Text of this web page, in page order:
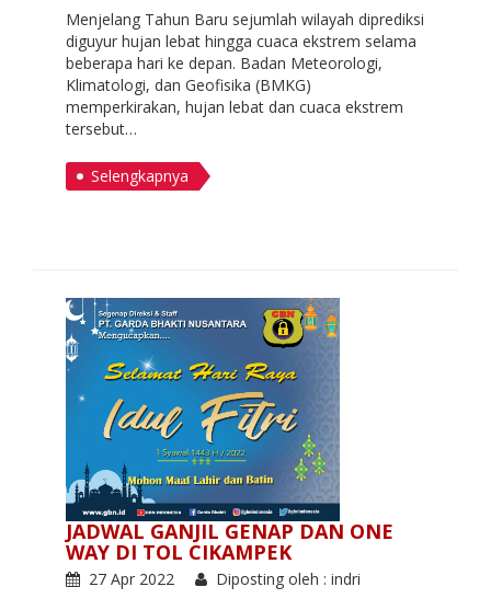
Menjelang Tahun Baru sejumlah wilayah diprediksi
diguyur hujan lebat hingga cuaca ekstrem selama
beberapa hari ke depan. Badan Meteorologi,
Klimatologi, dan Geofisika (BMKG)
memperkirakan, hujan lebat dan cuaca ekstrem
tersebut…
Selengkapnya
JADWAL GANJIL GENAP DAN ONE
WAY DI TOL CIKAMPEK
27 Apr 2022 Diposting oleh : indri